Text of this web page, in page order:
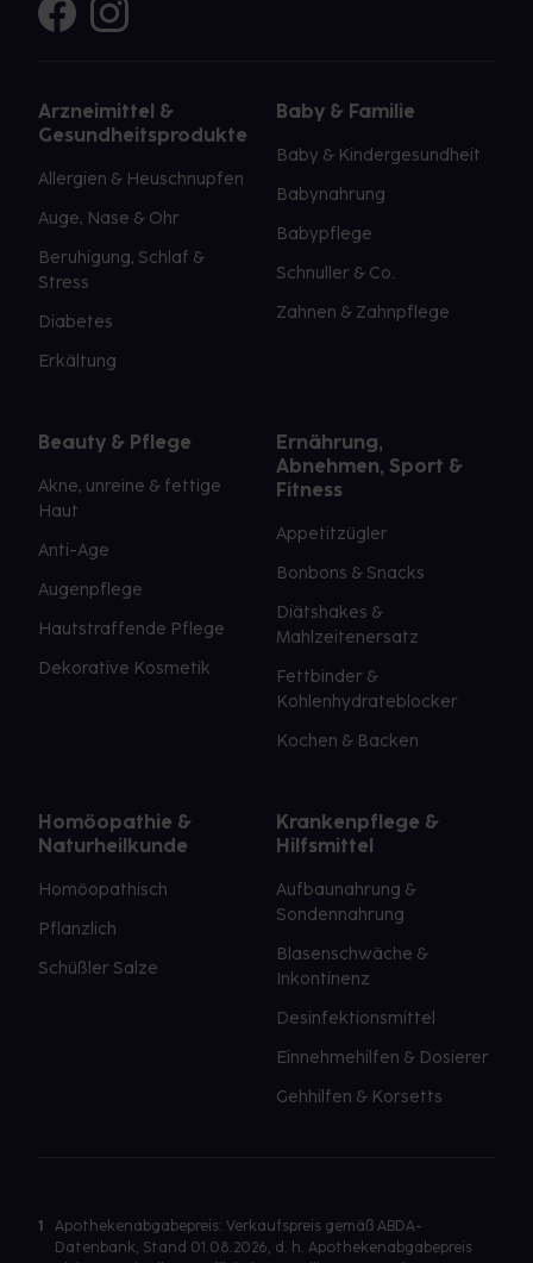
Arzneimittel &
Gesundheitsprodukte
Allergien & Heuschnupfen
Auge, Nase & Ohr
Beruhigung, Schlaf &
Stress
Diabetes
Erkältung
Baby & Familie
Baby & Kindergesundheit
Babynahrung
Babypflege
Schnuller & Co.
Zahnen & Zahnpflege
Beauty & Pflege
Akne, unreine & fettige
Haut
Anti-Age
Augenpflege
Hautstraffende Pflege
Dekorative Kosmetik
Ernährung,
Abnehmen, Sport &
Fitness
Appetitzügler
Bonbons & Snacks
Diätshakes &
Mahlzeitenersatz
Fettbinder &
Kohlenhydrateblocker
Kochen & Backen
Homöopathie &
Naturheilkunde
Homöopathisch
Pflanzlich
Schüßler Salze
Krankenpflege &
Hilfsmittel
Aufbaunahrung &
Sondennahrung
Blasenschwäche &
Inkontinenz
Desinfektionsmittel
Einnehmehilfen & Dosierer
Gehhilfen & Korsetts
1
Apothekenabgabepreis: Verkaufspreis gemäß ABDA-
Datenbank, Stand 01.08.2026, d. h. Apothekenabgabepreis